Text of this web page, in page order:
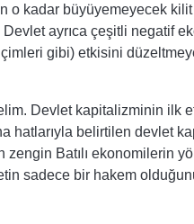
o kadar büyüyemeyecek
ayrıca çeşitli negatif
gibi) etkisini
Devlet kapitalizminin ilk
hatlarıyla belirtilen devlet
zengin Batılı ekonomilerin
sadece bir hakem